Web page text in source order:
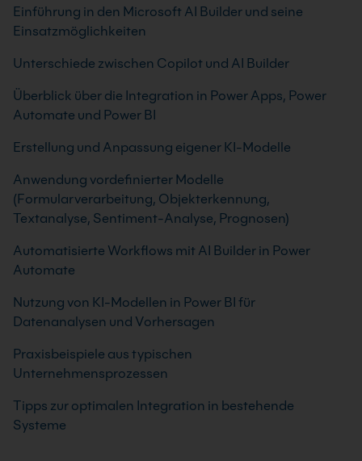
Einführung in den Microsoft AI Builder und seine
Einsatzmöglichkeiten
Unterschiede zwischen Copilot und AI Builder
Überblick über die Integration in Power Apps, Power
Automate und Power BI
Erstellung und Anpassung eigener KI-Modelle
Anwendung vordefinierter Modelle
(Formularverarbeitung, Objekterkennung,
Textanalyse, Sentiment-Analyse, Prognosen)
Automatisierte Workflows mit AI Builder in Power
Automate
Nutzung von KI-Modellen in Power BI für
Datenanalysen und Vorhersagen
Praxisbeispiele aus typischen
Unternehmensprozessen
Tipps zur optimalen Integration in bestehende
Systeme